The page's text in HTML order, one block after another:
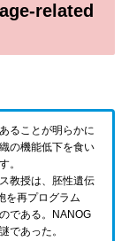
related
ることが明らかに
の機能低下を食い
。
教授は、胚性遺伝
を再プログラム
である。NANOG
であった。